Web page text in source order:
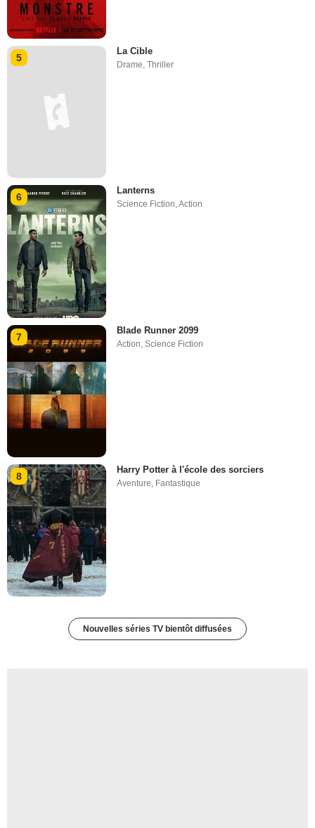
5
La Cible
Drame,Thriller
6
Lanterns
Science Fiction,Action
7
Blade Runner 2099
Action ,Science Fiction
8
Harry Potter à l'école des sorciers
Aventure, Fantastique
Nouvelles séries TV bientôt diffusées